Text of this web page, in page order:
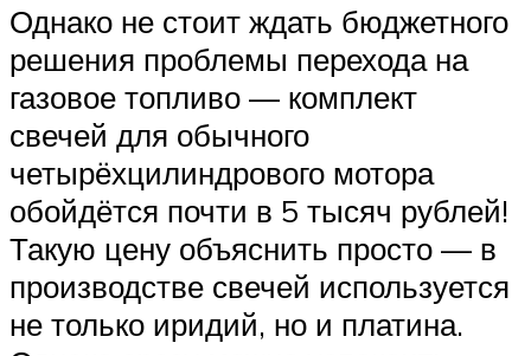
Однако не стоит ждать бюджетного
решения проблемы перехода на
газовое топливо — комплект
свечей для обычного
четырёхцилиндрового мотора
обойдётся почти в 5 тысяч рублей!
Такую цену объяснить просто — в
производстве свечей используется
не только иридий, но и платина.